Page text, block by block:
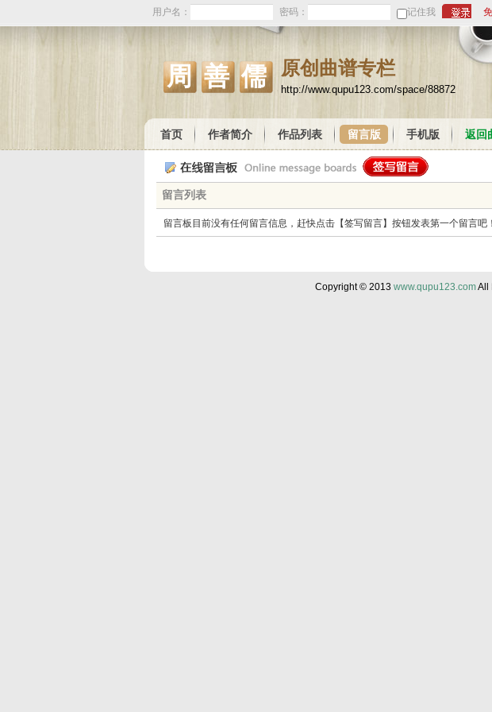
用户名： 密码： 记住我
周善儒 原创曲谱专栏
http://www.qupu123.com/space/88872
首页 作者简介 作品列表 留言版 手机版 返回
留言列表
留言板目前没有任何留言信息，赶快点击【签写留言】按钮发表第一个留言吧！
Copyright © 2013 www.qupu123.comAll